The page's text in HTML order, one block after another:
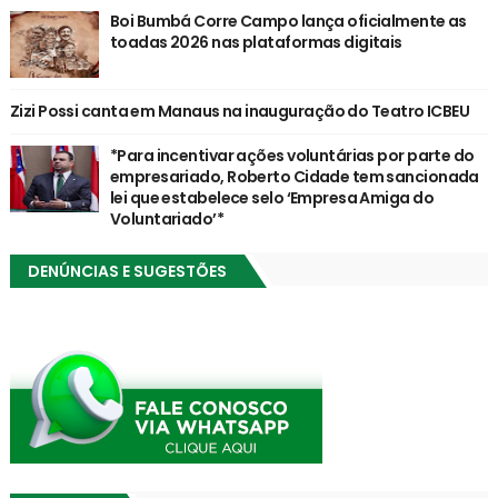
Boi Bumbá Corre Campo lança oficialmente as
toadas 2026 nas plataformas digitais
Zizi Possi canta em Manaus na inauguração do Teatro ICBEU
*Para incentivar ações voluntárias por parte do
empresariado, Roberto Cidade tem sancionada
lei que estabelece selo ‘Empresa Amiga do
Voluntariado’*
DENÚNCIAS E SUGESTÕES